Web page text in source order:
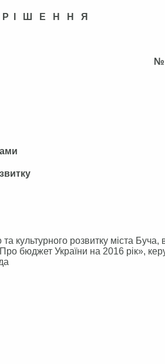
Р І Ш Е Н Н Я
№ 628 -
культурного розвитку міста
бюджет України на 2016 рік»,